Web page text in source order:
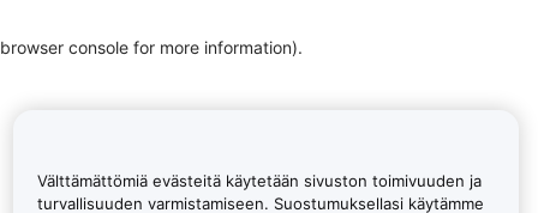
browser console for more information).
Välttämättömiä evästeitä käytetään sivuston toimivuuden ja
turvallisuuden varmistamiseen. Suostumuksellasi käytämme